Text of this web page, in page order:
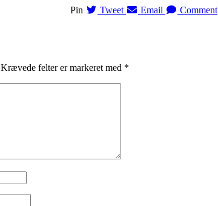
Pin Tweet Email Comment
Krævede felter er markeret med *